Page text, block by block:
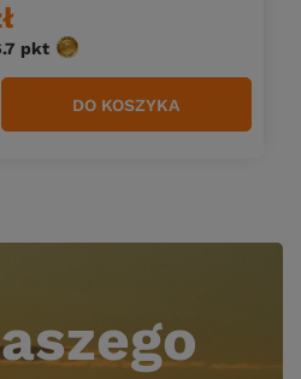
pktpunktów
DO KOSZYKA